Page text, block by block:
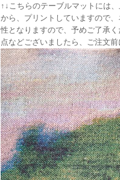
↑↓こちらのテーブルマットには
から、プリントしていますので
性となりますので、予めご了承
点などございましたら、ご注文